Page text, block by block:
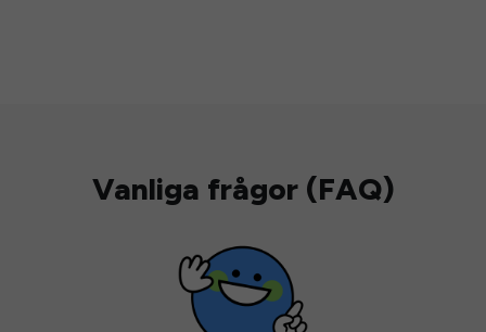
Vanliga frågor (FAQ)